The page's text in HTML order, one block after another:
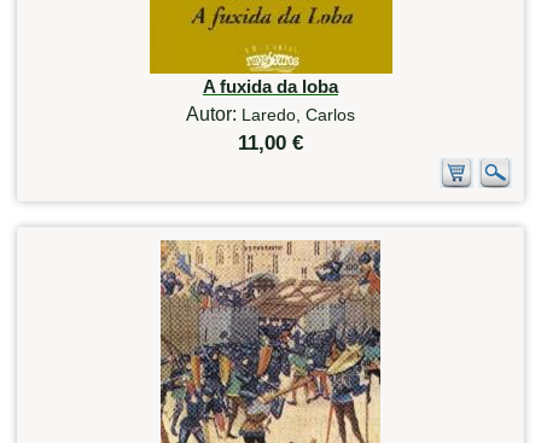
A fuxida da loba
Autor: Laredo, Carlos
11,00 €